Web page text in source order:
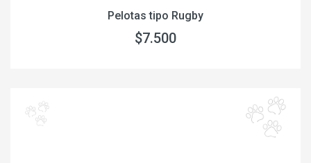
Pelotas tipo Rugby
$7.500